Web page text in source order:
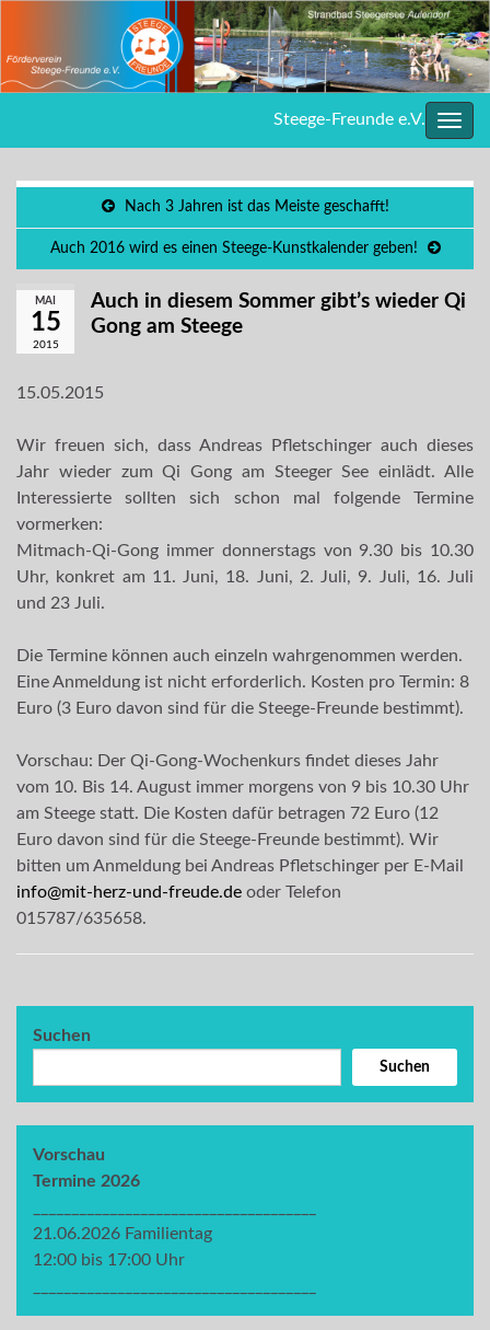
Steege-Freunde e.V.
Nach 3 Jahren ist das Meiste geschafft!
Auch 2016 wird es einen Steege-Kunstkalender geben!
MAI
15
2015
Auch in diesem Sommer gibt’s wieder Qi
Gong am Steege
15.05.2015
Wir freuen sich, dass Andreas Pfletschinger auch dieses
Jahr wieder zum Qi Gong am Steeger See einlädt. Alle
Interessierte sollten sich schon mal folgende Termine
vormerken:
Mitmach-Qi-Gong immer donnerstags von 9.30 bis 10.30
Uhr, konkret am 11. Juni, 18. Juni, 2. Juli, 9. Juli, 16. Juli
und 23 Juli.
Die Termine können auch einzeln wahrgenommen werden.
Eine Anmeldung ist nicht erforderlich. Kosten pro Termin: 8
Euro (3 Euro davon sind für die Steege-Freunde bestimmt).
Vorschau: Der Qi-Gong-Wochenkurs findet dieses Jahr
vom 10. Bis 14. August immer morgens von 9 bis 10.30 Uhr
am Steege statt. Die Kosten dafür betragen 72 Euro (12
Euro davon sind für die Steege-Freunde bestimmt). Wir
bitten um Anmeldung bei Andreas Pfletschinger per E-Mail
info@mit-herz-und-freude.de oder Telefon
015787/635658.
Suchen
Suchen
Vorschau
Termine 2026
21.06.2026 Familientag
12:00 bis 17:00 Uhr